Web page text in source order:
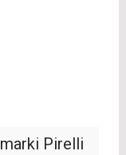
marki Pirelli